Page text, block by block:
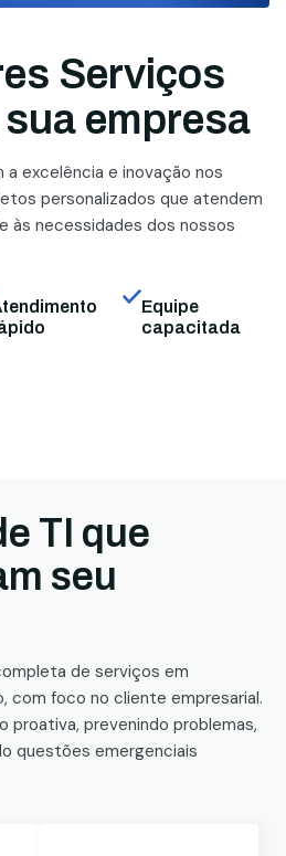
Serviços
empresa
excelência e inovação nos
personalizados que atendem
às necessidades dos nossos
Equipe
capacitada
TI que
seu
de serviços em
com foco no cliente empresarial.
proativa, prevenindo problemas,
questões emergenciais